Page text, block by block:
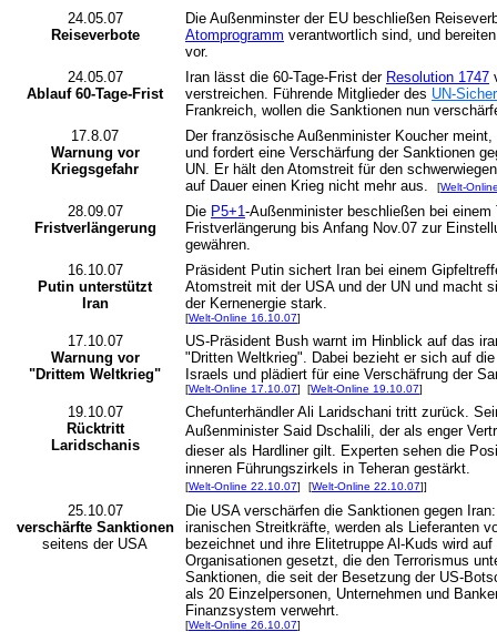
24.05.07
Reiseverbote
Die Außenminster der EU beschließen
Atomprogramm verantwortlich sind, und
vor.
24.05.07
Ablauf 60-Tage-Frist
Iran lässt die 60-Tage-Frist der Resolution 1747
verstreichen. Führende Mitglieder des UN-
Frankreich, wollen die Sanktionen nun
17.8.07
Warnung vor
Kriegsgefahr
Der französische Außenminister Koucher
und fordert eine Verschärfung der Sanktionen
UN. Er hält den Atomstreit für den
auf Dauer einen Krieg nicht mehr aus.
[Welt-
28.09.07
Fristverlängerung
Die P5+1-Außenminister beschließen bei
Fristverlängerung bis Anfang Nov.07 zur
gewähren.
16.10.07
Putin unterstützt
Iran
Präsident Putin sichert Iran bei einem
Atomstreit mit der USA und der UN und macht
der Kernenergie stark.
[Welt-Online 16.10.07]
17.10.07
Warnung vor
"Drittem Weltkrieg"
US-Präsident Bush warnt im Hinblick auf das
"Dritten Weltkrieg". Dabei bezieht er sich auf
Israels und plädiert für eine Verschäfrung der
[Welt-Online 17.10.07] [Welt-Online 19.10.07]
19.10.07
Rücktritt
Laridschanis
Chefunterhändler Ali Laridschani tritt zurück.
Außenminister Said Dschalili, der als enger
dieser als Hardliner gilt. Experten sehen die
inneren Führungszirkels in Teheran gestärkt.
[Welt-Online 22.10.07] [Welt-Online 22.10.07]]
25.10.07
verschärfte Sanktionen
seitens der USA
Die USA verschärfen die Sanktionen gegen
iranischen Streitkräfte, werden als Lieferanten
bezeichnet und ihre Elitetruppe Al-Kuds wird
Organisationen gesetzt, die den Terrorismus
Sanktionen, die seit der Besetzung der US-
als 20 Einzelpersonen, Unternehmen und
Finanzsystem verwehrt.
[Welt-Online 26.10.07]